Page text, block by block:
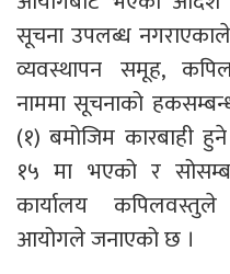
सूचना उपलब्ध
व्यवस्थापन समूह,
नाममा सूचनाको
(१) बमोजिम कारबाही
१५ मा भएको र
कार्यालय
आयोगले जनाएको छ ।